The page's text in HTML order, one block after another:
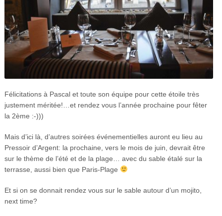
Félicitations à Pascal et toute son équipe pour cette étoile très
justement méritée!…et rendez vous l’année prochaine pour fêter
la 2ème :-)))
Mais d’ici là, d’autres soirées événementielles auront eu lieu au
Pressoir d’Argent: la prochaine, vers le mois de juin, devrait être
sur le thème de l’été et de la plage… avec du sable étalé sur la
terrasse, aussi bien que Paris-Plage
Et si on se donnait rendez vous sur le sable autour d’un mojito,
next time?